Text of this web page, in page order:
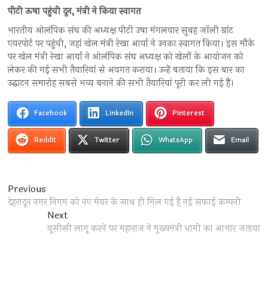
पीटी ऊषा पहुंची दून, मंत्री ने किया स्वागत
भारतीय ओलंपिक संघ की अध्यक्ष पीटी उषा मंगलवार सुबह जॉली ग्रांट
एयरपोर्ट पर पहुंची, जहां खेल मंत्री रेखा आर्या ने उनका स्वागत किया। इस मौके
पर खेल मंत्री रेखा आर्या ने ओलंपिक संघ अध्यक्ष को खेलों के आयोजन को
लेकर की गई सभी तैयारियां से अवगत कराया। उन्हें बताया कि इस बार का
उद्घाटन समारोह सबसे भव्य बनाने की सभी तैयारियां पूरी कर ली गई हैं।
Facebook LinkedIn Pinterest
Reddit Twitter WhatsApp Email
Post
navigation
Previous
post:
देहरादून नगर निगम को नए मेयर के साथ ही मिल गई है नई सफाई कम्पनी
NextNext
post:
यूसीसी लागू करने पर महाराज ने मुख्यमंत्री धामी का आभार जताया